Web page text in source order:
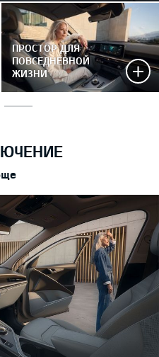
ПРОСТОР ДЛЯ
ПОВСЕДНЕВНОЙ
ЖИЗНИ